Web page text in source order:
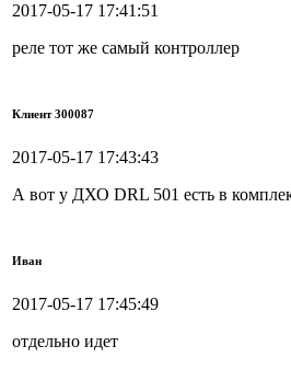
2017-05-17 17:41:51
реле тот же самый контроллер
Клиент 300087
2017-05-17 17:43:43
А вот у ДХО DRL 501 есть в
Иван
2017-05-17 17:45:49
отдельно идет